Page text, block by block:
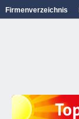
Firmenverzeichnis